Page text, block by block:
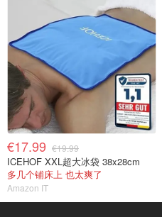
€17.99 €19.99
ICEHOF XXL超大冰袋 38x28cm
多几个铺床上 也太爽了
Amazon IT